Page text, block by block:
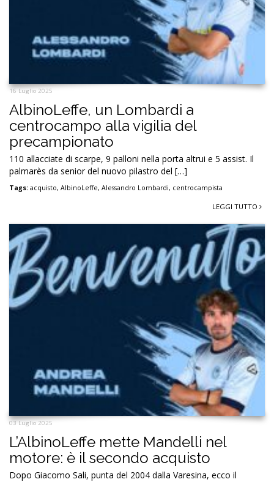
16 Luglio 2025
AlbinoLeffe, un Lombardi a
centrocampo alla vigilia del
precampionato
110 allacciate di scarpe, 9 palloni nella porta altrui e 5 assist. Il
palmarès da senior del nuovo pilastro del […]
Tags: acquisto, AlbinoLeffe, Alessandro Lombardi, centrocampista
LEGGI TUTTO
03 Luglio 2025
L’AlbinoLeffe mette Mandelli nel
motore: è il secondo acquisto
Dopo Giacomo Sali, punta del 2004 dalla Varesina, ecco il